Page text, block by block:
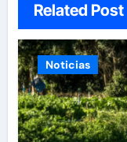
Related Post
Noticias